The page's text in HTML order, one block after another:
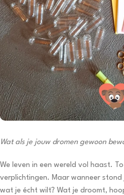
Wat als je jouw dromen gewoon
We leven in een wereld vol haast.
verplichtingen. Maar wanneer
wat je écht wilt? Wat je droomt,